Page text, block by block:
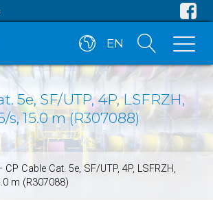
EN
5e, SF/UTP, 4P, LSFRZH,
s, 15.0 m (R307088)
CP Cable Cat. 5e, SF/UTP, 4P, LSFRZH,
m (R307088)